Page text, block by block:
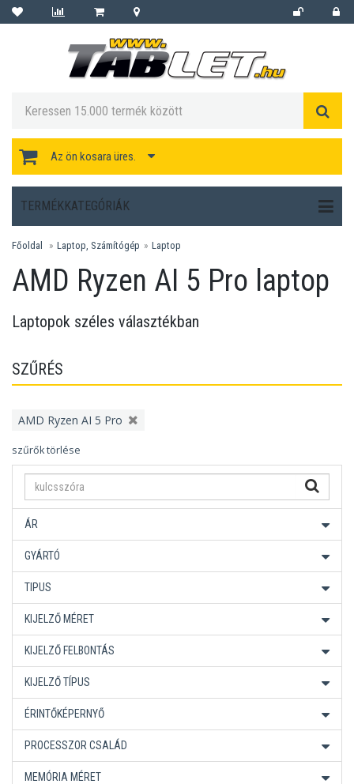
Az ön kosara üres.
TERMÉKKATEGÓRIÁK
Főoldal Laptop, Számítógép Laptop
AMD Ryzen AI 5 Pro laptop
Laptopok széles választékban
SZŰRÉS
AMD Ryzen AI 5 Pro
szűrők törlése
ÁR
GYÁRTÓ
TIPUS
KIJELZŐ MÉRET
KIJELZŐ FELBONTÁS
KIJELZŐ TÍPUS
ÉRINTŐKÉPERNYŐ
PROCESSZOR CSALÁD
MEMÓRIA MÉRET